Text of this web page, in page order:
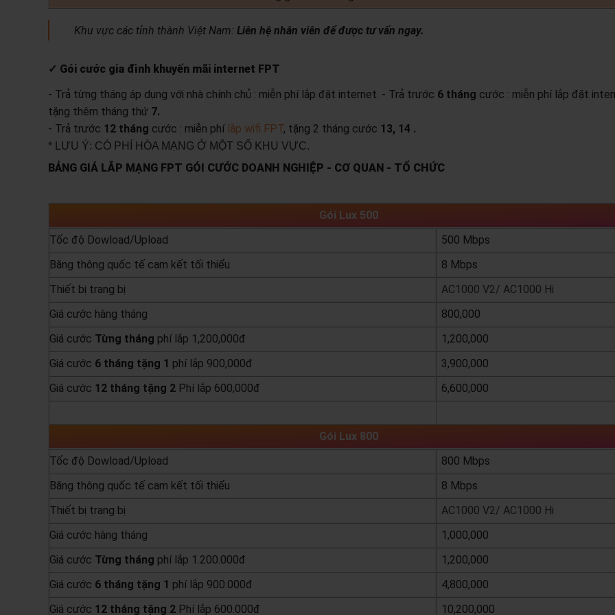
Khu vực các tỉnh thành Việt Nam: Liên hệ nhân viên để được tư vấn ngay.
✓ Gói cước gia đình khuyến mãi internet FPT
- Trả từng tháng áp dụng với nhà chính chủ : miễn phí lắp đặt internet. - Trả trước 6 tháng cước : miễn phí lắp đặt
tặng thêm tháng thứ7.
- Trả trước 12 tháng cước : miễn phí lắp wifi FPT, tặng 2 tháng cước 13, 14 .
* LƯU Ý: CÓ PHÍ HÒA MẠNG Ở MỘT SỐ KHU VỰC.
BẢNG GIÁ LẮP MẠNG FPT GÓI CƯỚC DOANH NGHIỆP - CƠ QUAN - TỔ CHỨC
Gói Lux 500
Tốc độ Dowload/Upload
500 Mbps
Băng thông quốc tế cam kết tối thiểu
8 Mbps
Thiết bị trang bị
AC1000 V2/ AC1000 Hi
Giá cước hàng tháng
800,000
Giá cước Từng tháng phí lắp 1,200,000đ
1,200,000
Giá cước 6 tháng tặng 1 phí lắp 900,000đ
3,900,000
Giá cước 12 tháng tặng 2 Phí lắp 600,000đ 6,600,000
Gói Lux 800
Tốc độ Dowload/Upload
800 Mbps
Băng thông quốc tế cam kết tối thiểu
8 Mbps
Thiết bị trang bị
AC1000 V2/ AC1000 Hi
Giá cước hàng tháng
1,000,000
Giá cước Từng tháng phí lắp 1.200.000đ
1,200,000
Giá cước 6 tháng tặng 1 phí lắp 900.000đ
4,800,000
Giá cước 12 tháng tặng 2 Phí lắp 600.000đ 10,200,000